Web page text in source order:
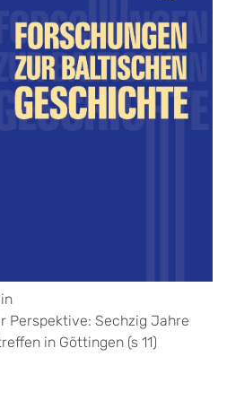
Perspektive: Sechzig Jahre
in Göttingen (s 11)